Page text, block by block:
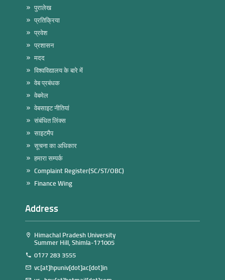
पुरालेख
प्रतिक्रिया
प्रवेश
प्रशासन
मदद
विश्वविद्यालय के बारे में
वेब प्रबंधक
वेबमेल
वेबसाइट नीतियां
संबंधित लिंक्स
साइटमैप
सूचना का अधिकार
हमारा सम्पर्क
Complaint Register(SC/ST/OBC)
Finance Wing
Address
Himachal Pradesh University
Summer Hill, Shimla-171005
0177 283 3555
vc[at]hpuniv[dot]ac[dot]in